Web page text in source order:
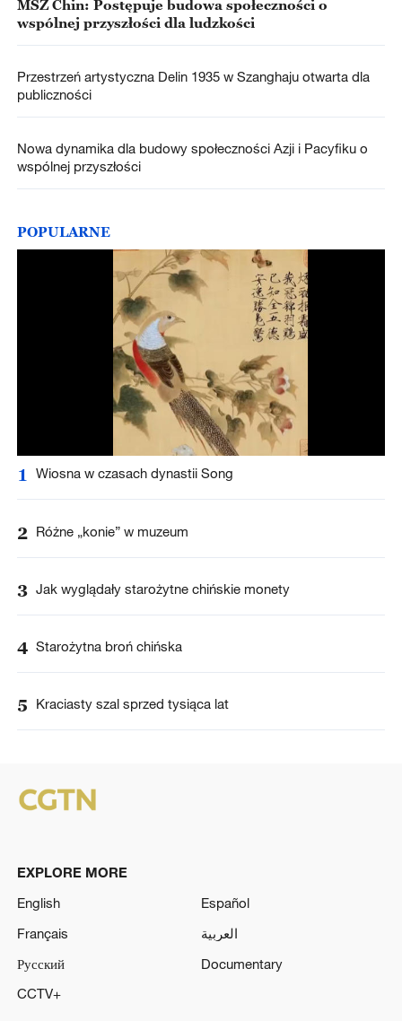
MSZ Chin: Postępuje budowa społeczności o
wspólnej przyszłości dla ludzkości
Przestrzeń artystyczna Delin 1935 w Szanghaju otwarta dla
publiczności
Nowa dynamika dla budowy społeczności Azji i Pacyfiku o
wspólnej przyszłości
POPULARNE
1 Wiosna w czasach dynastii Song
2 Różne „konie” w muzeum
3 Jak wyglądały starożytne chińskie monety
4 Starożytna broń chińska
5 Kraciasty szal sprzed tysiąca lat
EXPLORE MORE
English
Español
Français
العربية
Русский
Documentary
CCTV+